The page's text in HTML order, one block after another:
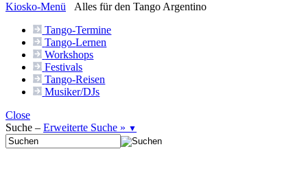
Kiosko-Menü
Alles für den Tango Argentino
Tango-Termine
Tango-Lernen
Workshops
Festivals
Tango-Reisen
Musiker/DJs
Close
Suche – Erweiterte Suche » ▼